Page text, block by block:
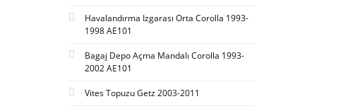
Havalandırma Izgarası Orta Corolla 1993-
1998 AE101
Bagaj Depo Açma Mandalı Corolla 1993-
2002 AE101
Vites Topuzu Getz 2003-2011